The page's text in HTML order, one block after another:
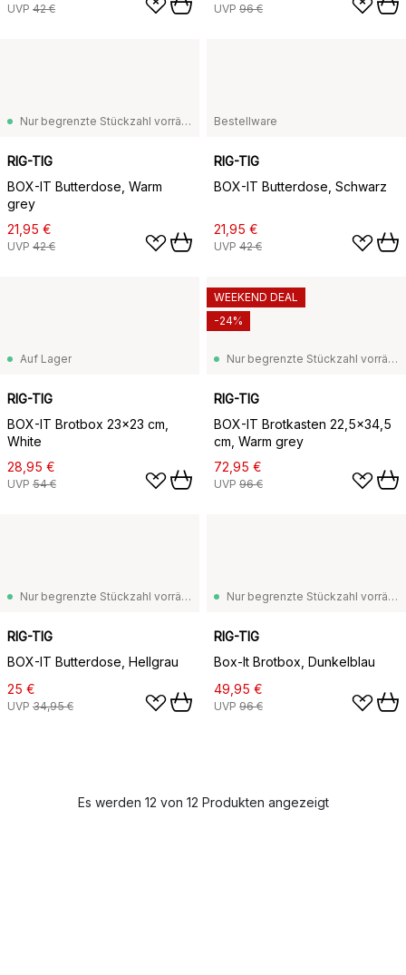
UVP 42 € UVP 96 €
Nur begrenzte Stückzahl vorrätig
RIG-TIG
BOX-IT Butterdose, Warm
grey
21,95 €
UVP 42 €
Bestellware
RIG-TIG
BOX-IT Butterdose, Schwarz
21,95 €
UVP 42 €
Auf Lager
RIG-TIG
BOX-IT Brotbox 23x23 cm,
White
28,95 €
UVP 54 €
Nur begrenzte Stückzahl vorrätig
RIG-TIG
BOX-IT Brotkasten 22,5x34,5
cm, Warm grey
72,95 €
UVP 96 €
WEEKEND DEAL
-24%
Nur begrenzte Stückzahl vorrätig
RIG-TIG
BOX-IT Butterdose, Hellgrau
25 €
UVP 34,95 €
Nur begrenzte Stückzahl vorrätig
RIG-TIG
Box-It Brotbox, Dunkelblau
49,95 €
UVP 96 €
Es werden 12 von 12 Produkten angezeigt